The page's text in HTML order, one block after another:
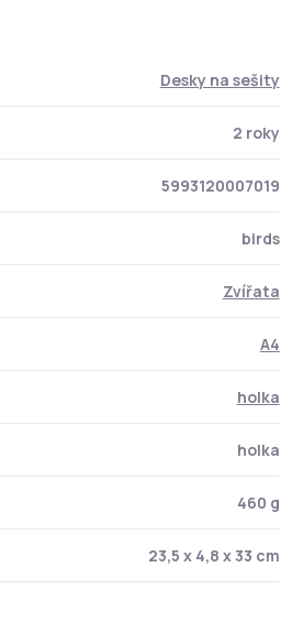
Desky na sešity
2 roky
5993120007019
birds
Zvířata
A4
holka
holka
460 g
23,5 x 4,8 x 33 cm